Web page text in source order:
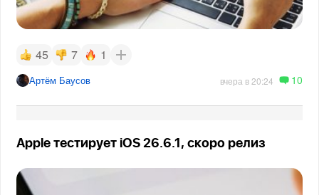
45 7 1
Артём Баусов вчера в 20:24 10
Apple тестирует iOS 26.6.1, скоро релиз